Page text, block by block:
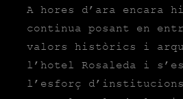
A hores d’ara encara
continua posant en
valors històrics i
l’ hotel Rosaleda i
l’esforç